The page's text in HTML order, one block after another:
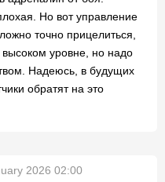
Но вот управление
точно прицелиться,
уровне, но надо
Надеюсь, в будущих
обратят на это
2026 02:00